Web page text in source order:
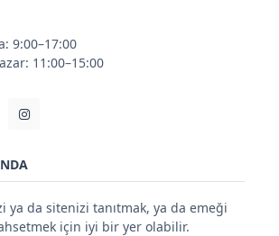
9:00–17:00
11:00–15:00
ya da sitenizi tanıtmak, ya da emeği
için iyi bir yer olabilir.